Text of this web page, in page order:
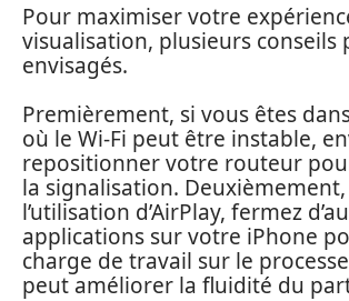
Pour maximiser votre
visualisation, plusieurs conseils
envisagés.
Premièrement, si vous êtes
où le Wi-Fi peut être instable,
repositionner votre routeur
la signalisation.
l’utilisation d’AirPlay, fermez
applications sur votre iPhone
charge de travail sur le
peut améliorer la fluidité du